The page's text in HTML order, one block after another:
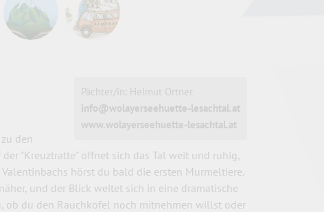
Pächter/in: Helmut Ortner
info@wolayerseehuette-lesachtal.at
www.wolayerseehuette-lesachtal.at
den
"Kreuztratte" öffnet sich das Tal weit und ruhig,
hörst du bald die ersten Murmeltiere.
und der Blick weitet sich in eine dramatische
ob du den Rauchkofel noch mitnehmen willst oder